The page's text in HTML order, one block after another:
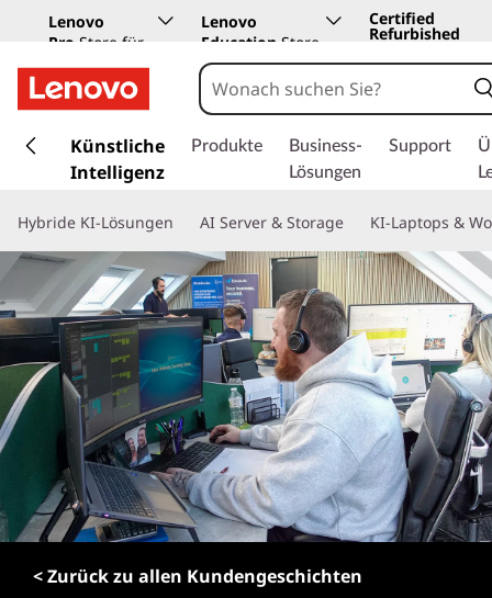
Lenovo
Pro Store für
Unternehmen
Lenovo
Education Store
Certified
Refurbished
u
a
p
i
n
h
a
l
i
Künstliche
Intelligenz
Produkte
Business-
Lösungen
Support
Hybride KI-Lösungen AI Server & Storage KI-Laptops &
< Zurück zu allen Kundengeschichten